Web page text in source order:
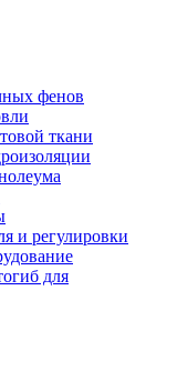
фенов
ткани
и регулировки
для